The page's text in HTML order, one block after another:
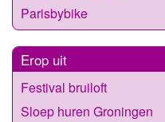
Parisbybike
Erop uit
Festival bruiloft
Sloep huren Groningen